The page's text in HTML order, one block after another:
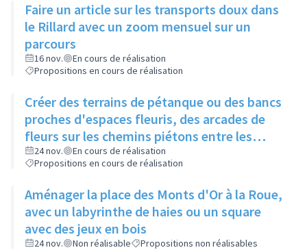
Faire un article sur les transports doux dans
le Rillard avec un zoom mensuel sur un
parcours
16 nov.
En cours de réalisation
Propositions en cours de réalisation
Créer des terrains de pétanque ou des bancs
proches d'espaces fleuris, des arcades de
fleurs sur les chemins piétons entre les
immeubles
24 nov.
En cours de réalisation
Propositions en cours de réalisation
Aménager la place des Monts d'Or à la Roue,
avec un labyrinthe de haies ou un square
avec des jeux en bois
24 nov. Non réalisable Propositions non réalisables